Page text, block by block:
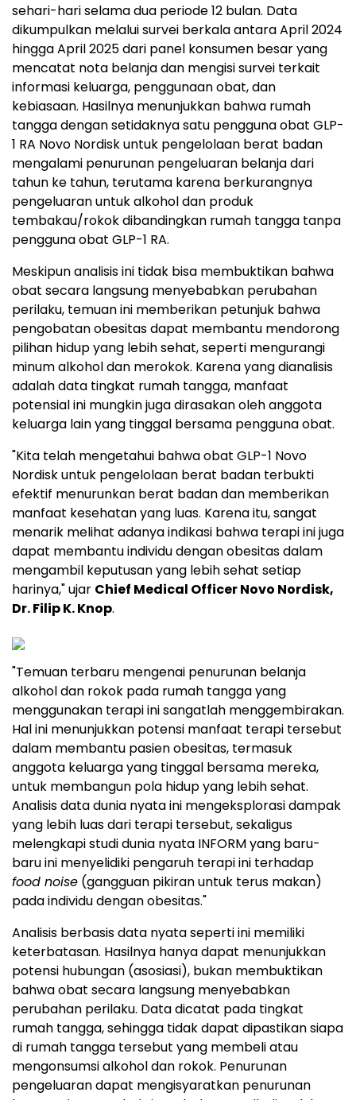
sehari-hari selama dua periode 12 bulan. Data
dikumpulkan melalui survei berkala antara April 2024
hingga April 2025 dari panel konsumen besar yang
mencatat nota belanja dan mengisi survei terkait
informasi keluarga, penggunaan obat, dan
kebiasaan. Hasilnya menunjukkan bahwa rumah
tangga dengan setidaknya satu pengguna obat GLP-
1 RA Novo Nordisk untuk pengelolaan berat badan
mengalami penurunan pengeluaran belanja dari
tahun ke tahun, terutama karena berkurangnya
pengeluaran untuk alkohol dan produk
tembakau/rokok dibandingkan rumah tangga tanpa
pengguna obat GLP-1 RA.
Meskipun analisis ini tidak bisa membuktikan bahwa
obat secara langsung menyebabkan perubahan
perilaku, temuan ini memberikan petunjuk bahwa
pengobatan obesitas dapat membantu mendorong
pilihan hidup yang lebih sehat, seperti mengurangi
minum alkohol dan merokok. Karena yang dianalisis
adalah data tingkat rumah tangga, manfaat
potensial ini mungkin juga dirasakan oleh anggota
keluarga lain yang tinggal bersama pengguna obat.
"Kita telah mengetahui bahwa obat GLP-1 Novo
Nordisk untuk pengelolaan berat badan terbukti
efektif menurunkan berat badan dan memberikan
manfaat kesehatan yang luas. Karena itu, sangat
menarik melihat adanya indikasi bahwa terapi ini juga
dapat membantu individu dengan obesitas dalam
mengambil keputusan yang lebih sehat setiap
harinya," ujar Chief Medical Officer Novo Nordisk,
Dr. Filip K. Knop.
"Temuan terbaru mengenai penurunan belanja
alkohol dan rokok pada rumah tangga yang
menggunakan terapi ini sangatlah menggembirakan.
Hal ini menunjukkan potensi manfaat terapi tersebut
dalam membantu pasien obesitas, termasuk
anggota keluarga yang tinggal bersama mereka,
untuk membangun pola hidup yang lebih sehat.
Analisis data dunia nyata ini mengeksplorasi dampak
yang lebih luas dari terapi tersebut, sekaligus
melengkapi studi dunia nyata INFORM yang baru-
baru ini menyelidiki pengaruh terapi ini terhadap
food noise (gangguan pikiran untuk terus makan)
pada individu dengan obesitas."
Analisis berbasis data nyata seperti ini memiliki
keterbatasan. Hasilnya hanya dapat menunjukkan
potensi hubungan (asosiasi), bukan membuktikan
bahwa obat secara langsung menyebabkan
perubahan perilaku. Data dicatat pada tingkat
rumah tangga, sehingga tidak dapat dipastikan siapa
di rumah tangga tersebut yang membeli atau
mengonsumsi alkohol dan rokok. Penurunan
pengeluaran dapat mengisyaratkan penurunan